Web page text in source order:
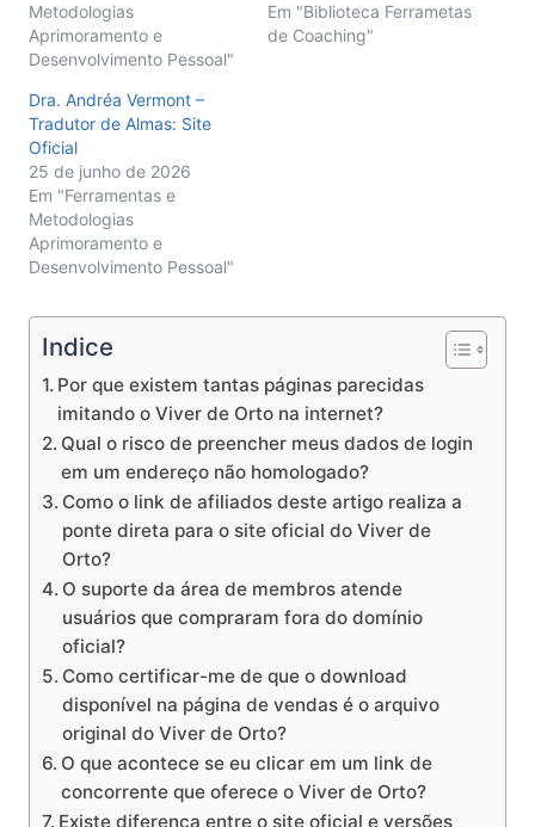
Metodologias
Aprimoramento e
Desenvolvimento Pessoal"
Em "Biblioteca Ferrametas
de Coaching"
Dra. Andréa Vermont –
Tradutor de Almas: Site
Oficial
25 de junho de 2026
Em "Ferramentas e
Metodologias
Aprimoramento e
Desenvolvimento Pessoal"
Indice
Por que existem tantas páginas parecidas
imitando o Viver de Orto na internet?
Qual o risco de preencher meus dados de login
em um endereço não homologado?
Como o link de afiliados deste artigo realiza a
ponte direta para o site oficial do Viver de
Orto?
O suporte da área de membros atende
usuários que compraram fora do domínio
oficial?
Como certificar-me de que o download
disponível na página de vendas é o arquivo
original do Viver de Orto?
O que acontece se eu clicar em um link de
concorrente que oferece o Viver de Orto?
Existe diferença entre o site oficial e versões